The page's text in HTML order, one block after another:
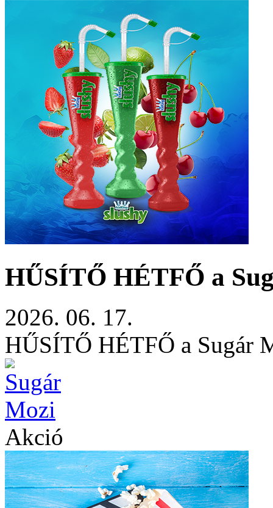
HŰSÍTŐ HÉTFŐ a
2026. 06. 17.
HŰSÍTŐ HÉTFŐ a Sugár
Akció